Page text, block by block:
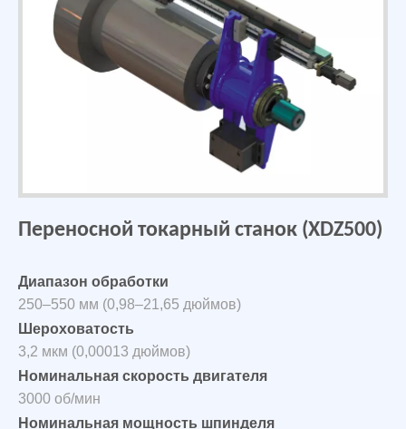
Переносной токарный станок (XDZ500)
Диапазон обработки
250–550 мм (0,98–21,65 дюймов)
Шероховатость
3,2 мкм (0,00013 дюймов)
Номинальная скорость двигателя
3000 об/мин
Номинальная мощность шпинделя